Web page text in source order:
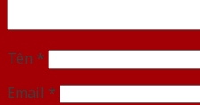
Tên *
Email *